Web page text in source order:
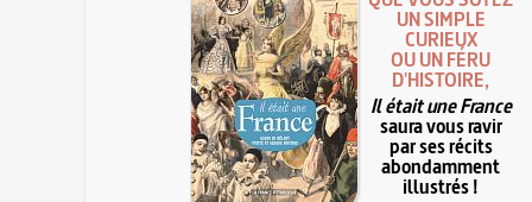
UN SIMPLE
CURIEUX
OU UN FÉRU
D'HISTOIRE,
Il était une France
saura vous ravir
par ses récits
abondamment
illustrés !